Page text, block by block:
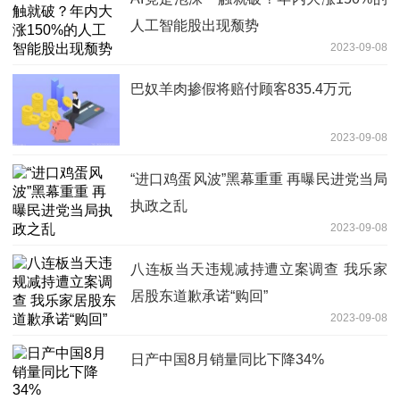
人工智能股出现颓势
2023-09-08
巴奴羊肉掺假将赔付顾客835.4万元
2023-09-08
“进口鸡蛋风波”黑幕重重 再曝民进党当局
执政之乱
2023-09-08
八连板当天违规减持遭立案调查 我乐家
居股东道歉承诺“购回”
2023-09-08
日产中国8月销量同比下降34%